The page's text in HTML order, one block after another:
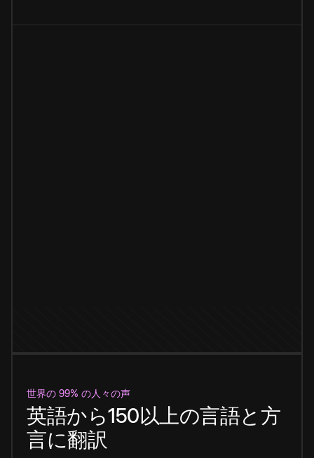
世界の 99% の人々の声
英語から150以上の言語と方
言に翻訳